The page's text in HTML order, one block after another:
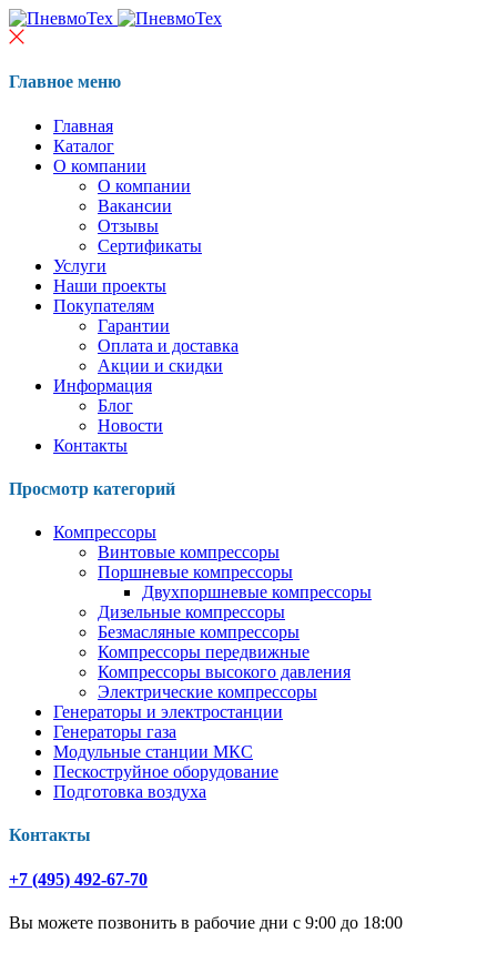
Главное меню
Главная
Каталог
О компании
О компании
Вакансии
Отзывы
Сертификаты
Услуги
Наши проекты
Покупателям
Гарантии
Оплата и доставка
Акции и скидки
Информация
Блог
Новости
Контакты
Просмотр категорий
Компрессоры
Винтовые компрессоры
Поршневые компрессоры
Двухпоршневые компрессоры
Дизельные компрессоры
Безмасляные компрессоры
Компрессоры передвижные
Компрессоры высокого давления
Электрические компрессоры
Генераторы и электростанции
Генераторы газа
Модульные станции МКС
Пескоструйное оборудование
Подготовка воздуха
Контакты
+7 (495) 492-67-70
Вы можете позвонить в рабочие дни с 9:00 до 18:00